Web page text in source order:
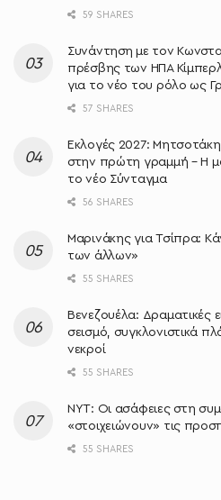
59 SHARES
Συνάντηση με τον
πρέσβης των ΗΠΑ
για το νέο του ρόλο ως
57 SHARES
Εκλογές 2027:
στην πρώτη γραμμή – Η
το νέο Σύνταγμα
56 SHARES
Μαρινάκης για Τσίπρα:
των άλλων»
55 SHARES
Βενεζουέλα: Δραματικές
σεισμό, συγκλονιστικά
νεκροί
55 SHARES
NYT: Οι ασάφειες στη
«στοιχειώνουν» τις
55 SHARES